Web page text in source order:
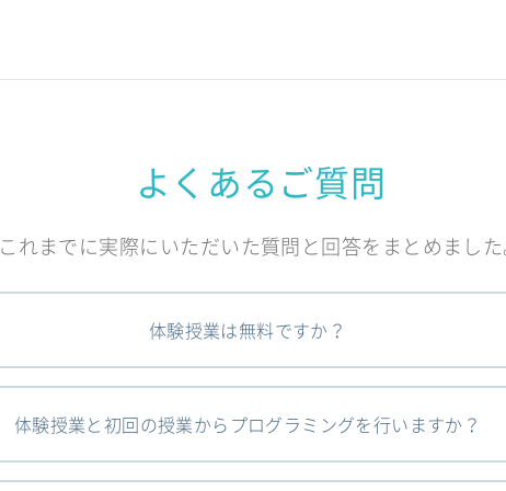
よくあるご質問
これまでに実際にいただいた質問と回答をまとめまし
体験授業は無料ですか？
体験授業と初回の授業からプログラミングを行いますか？